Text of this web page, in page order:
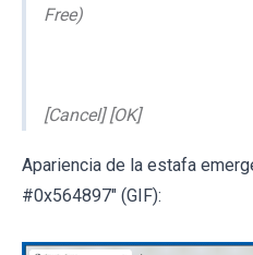
Free)
[Cancel] [OK]
Apariencia de la estafa
#0x564897" (GIF):